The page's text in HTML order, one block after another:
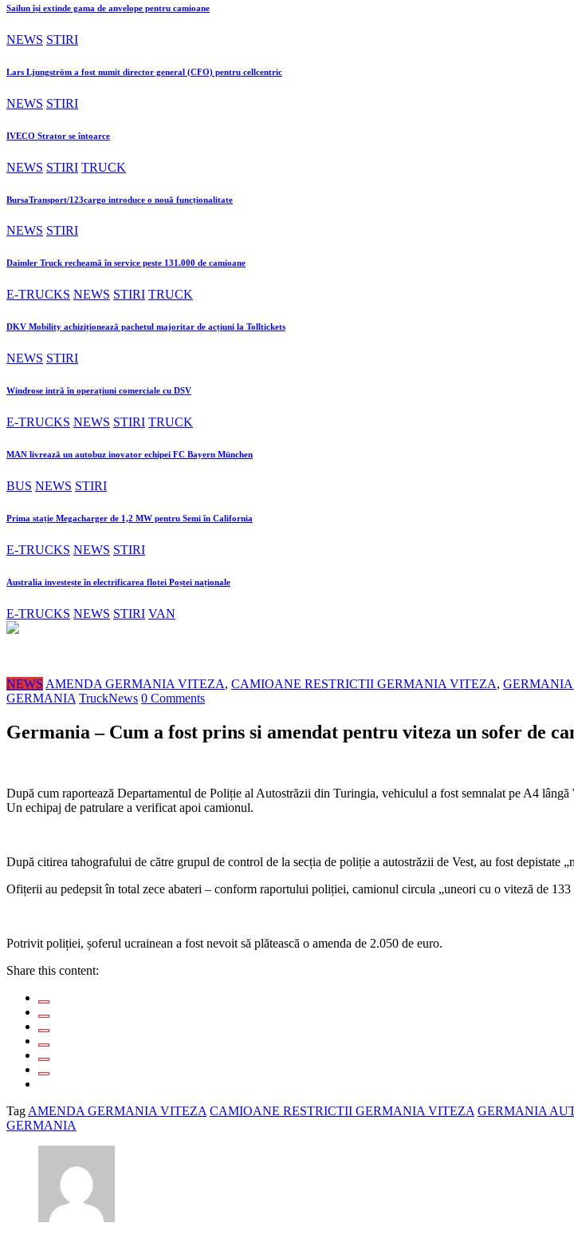
Sailun își extinde gama de anvelope pentru camioane
NEWS STIRI
Lars Ljungström a fost numit director general (CFO) pentru cellcentric
NEWS STIRI
IVECO Strator se întoarce
NEWS STIRI TRUCK
BursaTransport/123cargo introduce o nouă funcționalitate
NEWS STIRI
Daimler Truck recheamă în service peste 131.000 de camioane
E-TRUCKS NEWS STIRI TRUCK
DKV Mobility achiziționează pachetul majoritar de acțiuni la Tolltickets
NEWS STIRI
Windrose intră în operațiuni comerciale cu DSV
E-TRUCKS NEWS STIRI TRUCK
MAN livrează un autobuz inovator echipei FC Bayern München
BUS NEWS STIRI
Prima stație Megacharger de 1,2 MW pentru Semi în California
E-TRUCKS NEWS STIRI
Australia investește în electrificarea flotei Poștei naționale
E-TRUCKS NEWS STIRI VAN
NEWS AMENDA GERMANIA VITEZA, CAMIOANE RESTRICTII GERMANIA VITEZA,
GERMANIA TruckNews 0 Comments
Germania – Cum a fost prins si amendat pentru viteza un sofer de
După cum raportează Departamentul de Poliție al Autostrăzii din Turingia, vehiculul a fost semnalat pe A4
Un echipaj de patrulare a verificat apoi camionul.
După citirea tahografului de către grupul de control de la secția de poliție a autostrăzii de Vest, au fost depistate
Ofițerii au pedepsit în total zece abateri – conform raportului poliției, camionul circula „uneori cu o viteză de 133
Potrivit poliției, șoferul ucrainean a fost nevoit să plătească o amenda de 2.050 de euro.
Share this content:
Tag AMENDA GERMANIA VITEZA CAMIOANE RESTRICTII GERMANIA VITEZA GERMANIA
GERMANIA